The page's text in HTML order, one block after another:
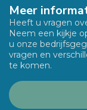
Meer
Heeft u vragen
Neem een kijkje
u onze
vragen en
te komen.